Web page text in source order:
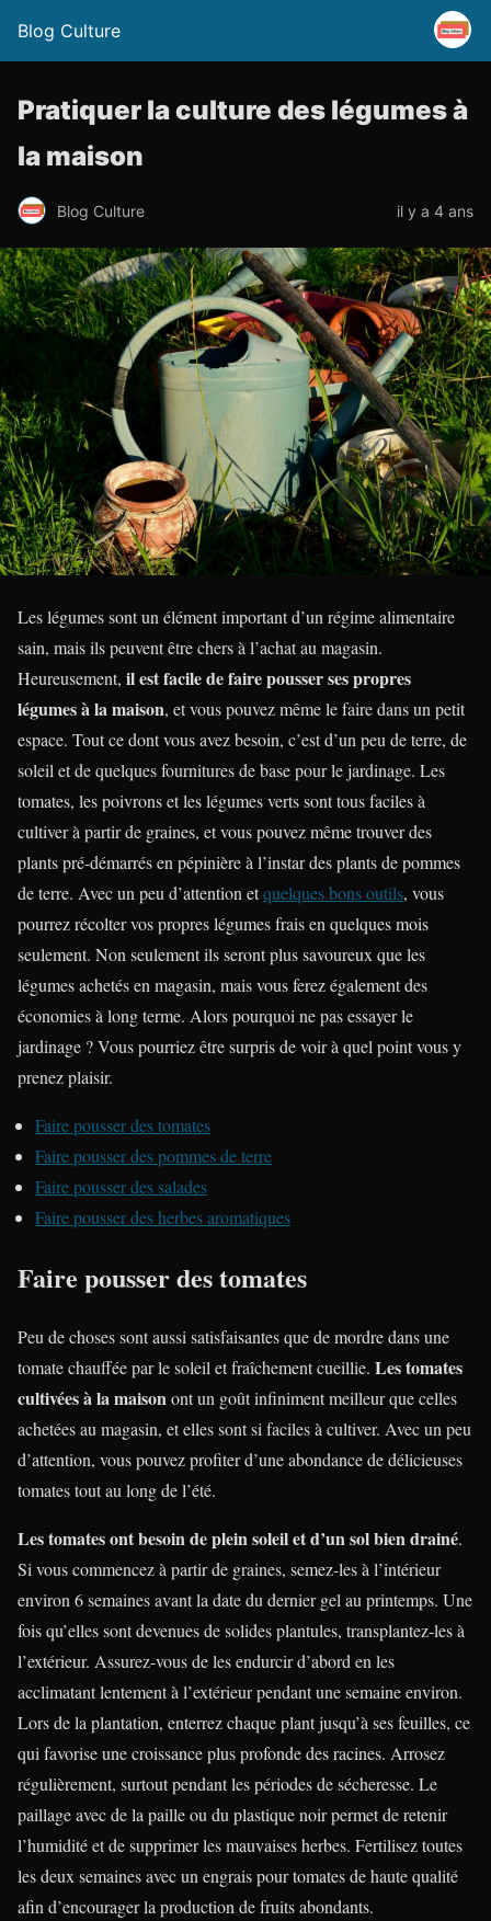
Blog Culture
Pratiquer la culture des légumes à
la maison
Blog Culture il y a 4 ans
Les légumes sont un élément important d’un régime alimentaire
sain, mais ils peuvent être chers à l’achat au magasin.
Heureusement, il est facile de faire pousser ses propres
légumes à la maison, et vous pouvez même le faire dans un petit
espace. Tout ce dont vous avez besoin, c’est d’un peu de terre, de
soleil et de quelques fournitures de base pour le jardinage. Les
tomates, les poivrons et les légumes verts sont tous faciles à
cultiver à partir de graines, et vous pouvez même trouver des
plants pré-démarrés en pépinière à l’instar des plants de pommes
de terre. Avec un peu d’attention etquelques bons outils, vous
pourrez récolter vos propres légumes frais en quelques mois
seulement. Non seulement ils seront plus savoureux que les
légumes achetés en magasin, mais vous ferez également des
économies à long terme. Alors pourquoi ne pas essayer le
jardinage ? Vous pourriez être surpris de voir à quel point vous y
prenez plaisir.
Faire pousser des tomates
Faire pousser des pommes de terre
Faire pousser des salades
Faire pousser des herbes aromatiques
Faire pousser des tomates
Peu de choses sont aussi satisfaisantes que de mordre dans une
tomate chauffée par le soleil et fraîchement cueillie. Les tomates
cultivées à la maisonont un goût infiniment meilleur que celles
achetées au magasin, et elles sont si faciles à cultiver. Avec un peu
d’attention, vous pouvez profiter d’une abondance de délicieuses
tomates tout au long de l’été.
Les tomates ont besoin de plein soleil et d’un sol bien drainé.
Si vous commencez à partir de graines, semez-les à l’intérieur
environ 6 semaines avant la date du dernier gel au printemps. Une
fois qu’elles sont devenues de solides plantules, transplantez-les à
l’extérieur. Assurez-vous de les endurcir d’abord en les
acclimatant lentement à l’extérieur pendant une semaine environ.
Lors de la plantation, enterrez chaque plant jusqu’à ses feuilles, ce
qui favorise une croissance plus profonde des racines. Arrosez
régulièrement, surtout pendant les périodes de sécheresse. Le
paillage avec de la paille ou du plastique noir permet de retenir
l’humidité et de supprimer les mauvaises herbes. Fertilisez toutes
les deux semaines avec un engrais pour tomates de haute qualité
afin d’encourager la production de fruits abondants.